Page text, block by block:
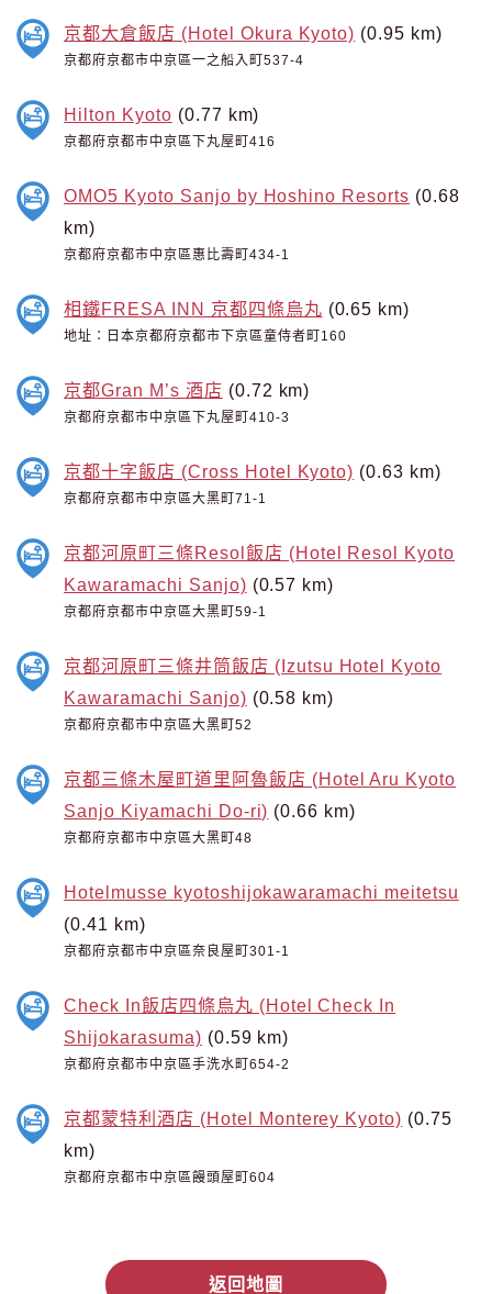
京都大倉飯店 (Hotel Okura Kyoto) (0.95 km)
京都府京都市中京區一之船入町537-4
Hilton Kyoto (0.77 km)
京都府京都市中京區下丸屋町416
OMO5 Kyoto Sanjo by Hoshino Resorts (0.68
km)
京都府京都市中京區惠比壽町434-1
相鐵FRESA INN 京都四條烏丸 (0.65 km)
地址：日本京都府京都市下京區童侍者町160
京都Gran M’s 酒店 (0.72 km)
京都府京都市中京區下丸屋町410-3
京都十字飯店 (Cross Hotel Kyoto) (0.63 km)
京都府京都市中京區大黑町71-1
京都河原町三條Resol飯店 (Hotel Resol Kyoto
Kawaramachi Sanjo) (0.57 km)
京都府京都市中京區大黑町59-1
京都河原町三條井筒飯店 (Izutsu Hotel Kyoto
Kawaramachi Sanjo) (0.58 km)
京都府京都市中京區大黑町52
京都三條木屋町道里阿魯飯店 (Hotel Aru Kyoto
Sanjo Kiyamachi Do-ri) (0.66 km)
京都府京都市中京區大黑町48
Hotelmusse kyotoshijokawaramachi meitetsu
(0.41 km)
京都府京都市中京區奈良屋町301-1
Check In飯店四條烏丸 (Hotel Check In
Shijokarasuma) (0.59 km)
京都府京都市中京區手洗水町654-2
京都蒙特利酒店 (Hotel Monterey Kyoto) (0.75
km)
京都府京都市中京區饅頭屋町604
返回地圖